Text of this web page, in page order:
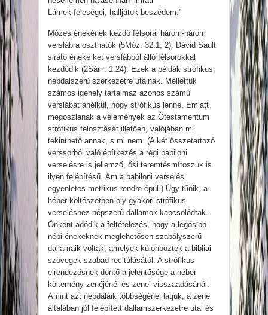
Lámek feleségei, halljátok beszédem.”
Mózes énekének kezdő félsorai három-három
verslábra oszthatók (5Móz. 32:1, 2). Dávid Sault
sirató éneke két verslábból álló félsorokkal
kezdődik (2Sám. 1:24). Ezek a példák strófikus,
népdalszerű szerkezetre utalnak. Mellettük
számos igehely tartalmaz azonos számú
verslábat anélkül, hogy strófikus lenne. Emiatt
megoszlanak a vélemények az Ótestamentum
strófikus felosztását illetően, valójában mi
tekinthető annak, s mi nem. (A két összetartozó
verssorból való építkezés a régi babiloni
verselésre is jellemző, ősi teremtésmítoszuk is
ilyen felépítésű. Ám a babiloni verselés
egyenletes metrikus rendre épül.) Úgy tűnik, a
héber költészetben oly gyakori strófikus
verseléshez népszerű dallamok kapcsolódtak.
Önként adódik a feltételezés, hogy a legősibb
népi énekeknek meglehetősen szabályszerű
dallamaik voltak, amelyek különböztek a bibliai
szövegek szabad recitálásától. A strófikus
elrendezésnek döntő a jelentősége a héber
költemény zenéjénél és zenei visszaadásánál.
Amint azt népdalaik többségénél látjuk, a zene
általában jól felépített dallamszerkezetre utal és